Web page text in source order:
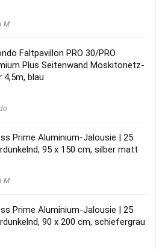
M
Faltpavillon PRO 30/PRO
Plus Seitenwand Moskitonetz-
4,5m, blau
Prime Aluminium-Jalousie | 25
95 x 150 cm, silber matt
M
Prime Aluminium-Jalousie | 25
90 x 200 cm, schiefergrau